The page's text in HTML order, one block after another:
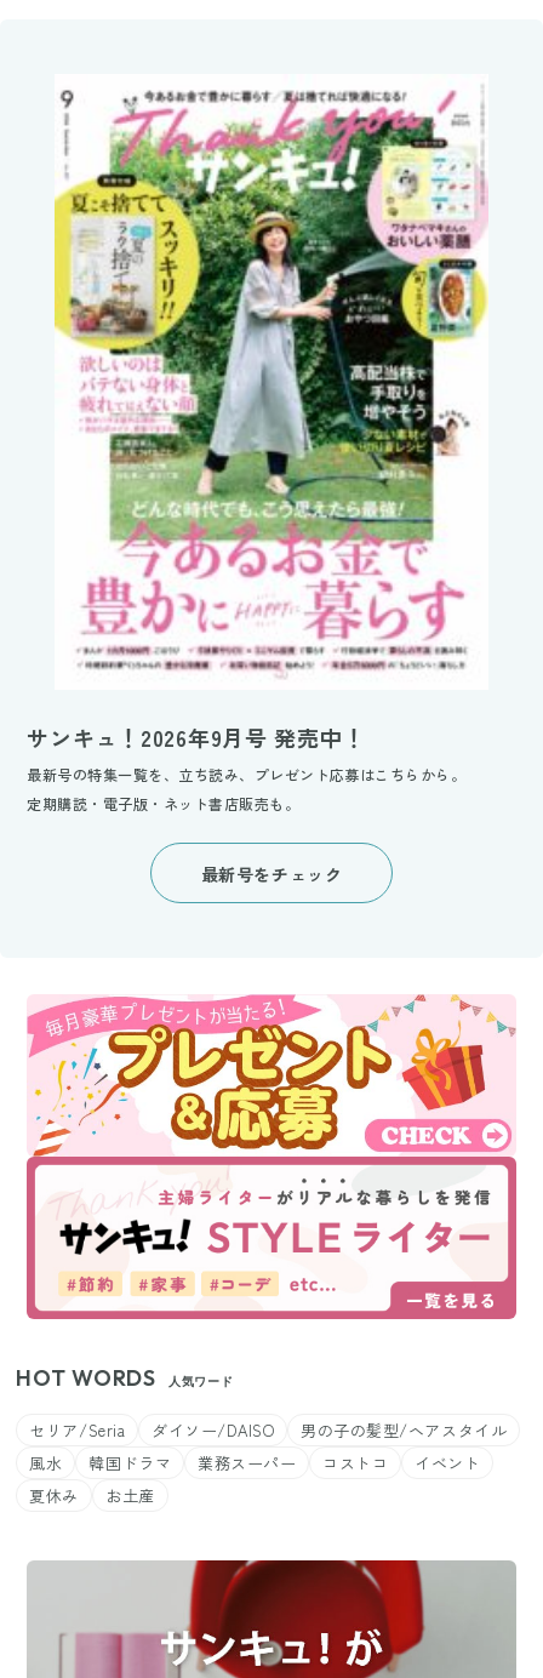
サンキュ！2026年9月号 発売中！
最新号の特集一覧を、立ち読み、プレゼント応募はこちらから。
定期購読・電子版・ネット書店販売も。
最新号をチェック
HOT WORDS 人気ワード
セリア/Seria ダイソー/DAISO
男の子の髪型/ヘアスタイル
風水
韓国ドラマ 業務スーパー コストコ
イベント
夏休み
お土産